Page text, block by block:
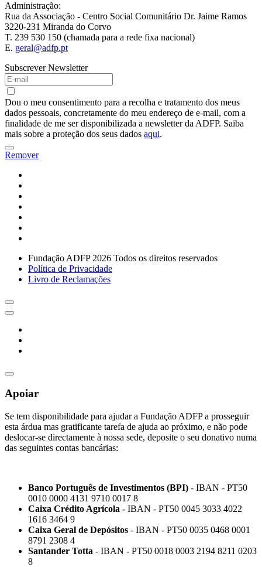
Administração:
Rua da Associação - Centro Social Comunitário Dr. Jaime Ramos
3220-231 Miranda do Corvo
T. 239 530 150 (chamada para a rede fixa nacional)
E. geral@adfp.pt
Subscrever Newsletter
Dou o meu consentimento para a recolha e tratamento dos meus
dados pessoais, concretamente do meu endereço de e-mail, com a
finalidade de me ser disponibilizada a newsletter da ADFP. Saiba
mais sobre a proteção dos seus dados aqui.
Remover
Fundação ADFP 2026 Todos os direitos reservados
Política de Privacidade
Livro de Reclamações
Apoiar
Se tem disponibilidade para ajudar a Fundação ADFP a prosseguir
esta árdua mas gratificante tarefa de ajuda ao próximo, e não pode
deslocar-se directamente à nossa sede, deposite o seu donativo numa
das seguintes contas bancárias:
Banco Português de Investimentos (BPI) - IBAN - PT50
0010 0000 4131 9710 0017 8
Caixa Crédito Agrícola - IBAN - PT50 0045 3033 4022
1616 3464 9
Caixa Geral de Depósitos - IBAN - PT50 0035 0468 0001
8791 2308 4
Santander Totta - IBAN - PT50 0018 0003 2194 8211 0203
8